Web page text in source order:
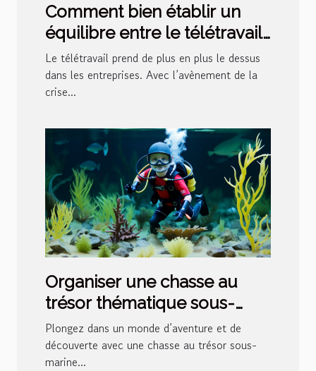
Comment bien établir un
équilibre entre le télétravail
et la gestion de RH ?
Le télétravail prend de plus en plus le dessus
dans les entreprises. Avec l’avènement de la
crise...
Organiser une chasse au
trésor thématique sous-
marine pour les enfants
Plongez dans un monde d’aventure et de
découverte avec une chasse au trésor sous-
marine...